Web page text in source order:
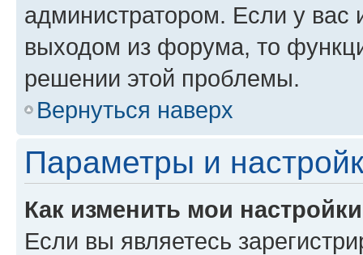
администратором. Если у
выходом из форума, то
решении этой проблемы.
Вернуться наверх
Параметры и
Как изменить мои
Если вы являетесь